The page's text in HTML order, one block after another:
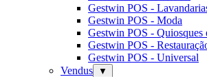
Gestwin POS -
Gestwin POS - Moda
Gestwin POS - Quiosques
Gestwin POS -
Gestwin POS - Universal
Vendus
▼